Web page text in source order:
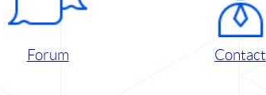
Forum Contact